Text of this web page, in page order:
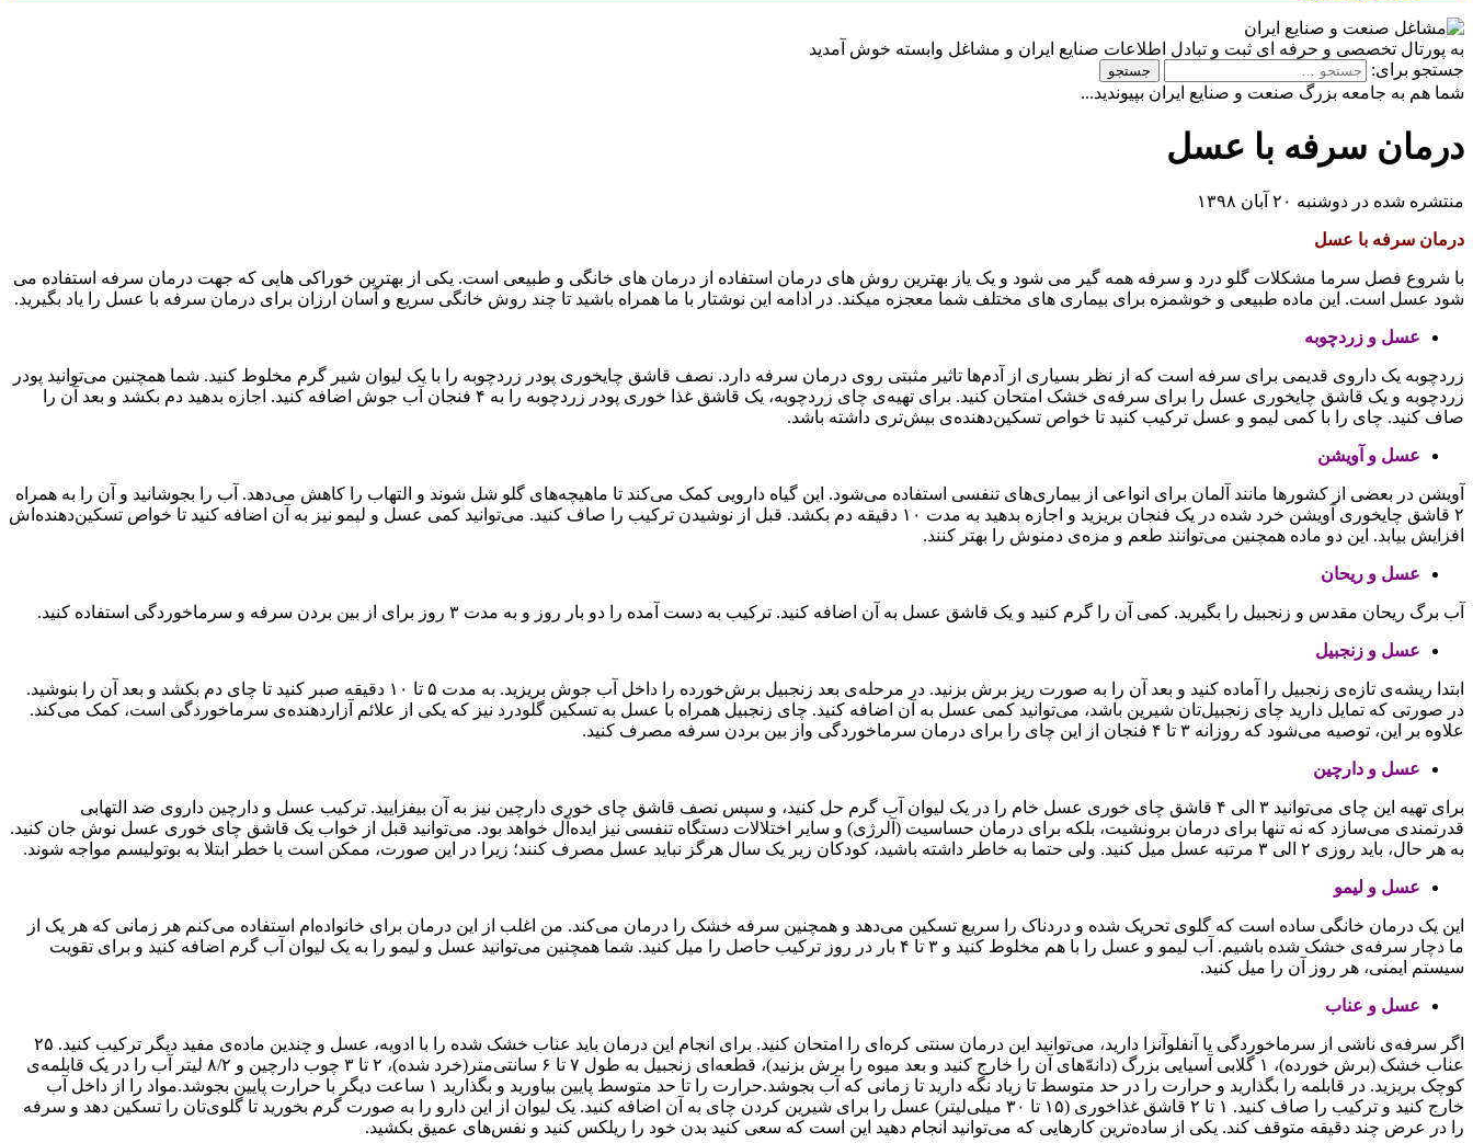
به پورتال تخصصی و حرفه ای ثبت و تبادل اطلاعات صنایع ایران و مشاغل وابسته خوش آمدید
جستجو برای:
شما هم به جامعه بزرگ صنعت و صنایع ایران بپیوندید...
درمان سرفه با عسل
منتشره شده در دوشنبه ۲۰ آبان ۱۳۹۸
درمان سرفه با عسل
با شروع فصل سرما مشکلات گلو درد و سرفه همه گیر می شود و یک یاز بهترین روش های درمان استفاده از درمان های خانگی و طبیعی است. یکی از بهترین خوراکی هایی که جهت درمان سرفه استفاده می
شود عسل است. این ماده طبیعی و خوشمزه برای بیماری های مختلف شما معجزه میکند. در ادامه این نوشتار با ما همراه باشید تا چند روش خانگی سریع و آسان ارزان برای درمان سرفه با عسل را یاد بگیرید.
عسل و زردچوبه
زردچوبه یک داروی قدیمی برای سرفه است که از نظر بسیاری از آدم‌ها تاثیر مثبتی روی درمان سرفه دارد. نصف قاشق چایخوری پودر زردچوبه را با یک لیوان شیر گرم مخلوط کنید. شما همچنین می‌توانید پودر
زردچوبه و یک قاشق چایخوری عسل را برای سرفه‌ی خشک امتحان کنید. برای تهیه‌ی چای زردچوبه، یک قاشق غذا خوری پودر زردچوبه را به ۴ فنجان آب جوش اضافه کنید. اجازه بدهید دم بکشد و بعد آن را
صاف کنید. چای را با کمی لیمو و عسل ترکیب کنید تا خواص تسکین‌دهنده‌ی بیش‌تری داشته باشد.
عسل و آویشن
آویشن در بعضی از کشورها مانند آلمان برای انواعی از بیماری‌های تنفسی استفاده می‌شود. این گیاه دارویی کمک می‌کند تا ماهیچه‌های گلو شل شوند و التهاب را کاهش می‌دهد. آب را بجوشانید و آن را به همراه
۲ قاشق چایخوری آویشن خرد شده در یک فنجان بریزید و اجازه بدهید به مدت ۱۰ دقیقه دم بکشد. قبل از نوشیدن ترکیب را صاف کنید. می‌توانید کمی عسل و لیمو نیز به آن اضافه کنید تا خواص تسکین‌دهنده‌اش
افزایش بیابد. این دو ماده همچنین می‌توانند طعم و مزه‌ی دمنوش را بهتر کنند.
عسل و ریحان
آب برگ ریحان مقدس و زنجبیل را بگیرید. کمی آن را گرم کنید و یک قاشق عسل به آن اضافه کنید. ترکیب به دست آمده را دو بار روز و به مدت ۳ روز برای از بین بردن سرفه و سرماخوردگی استفاده کنید.
عسل و زنجبیل
ابتدا ریشه‌ی تازه‌ی زنجبیل را آماده کنید و بعد آن را به صورت ریز برش بزنید. در مرحله‌ی بعد زنجبیل برش‌خورده را داخل آب جوش بریزید. به مدت ۵ تا ۱۰ دقیقه صبر کنید تا چای دم بکشد و بعد آن را بنوشید.
در صورتی که تمایل دارید چای زنجبیل‌تان شیرین باشد،‌ می‌توانید کمی عسل به آن اضافه کنید. چای زنجبیل همراه با عسل به تسکین گلودرد نیز که یکی از علائم آزاردهنده‌ی سرماخوردگی است، کمک می‌کند.
علاوه بر این، توصیه می‌شود که روزانه ۳ تا ۴ فنجان از این چای را برای درمان سرماخوردگی واز بین بردن سرفه مصرف کنید.
عسل و دارچین
برای تهیه این چای می‌توانید ۳ الی ۴ قاشق چای خوری عسل خام را در یک لیوان آب گرم حل کنید، و سپس نصف قاشق چای خوری دارچین نیز به آن بیفزایید. ترکیب عسل و دارچین داروی ضد التهابی
قدرتمندی می‌سازد که نه تنها برای درمان برونشیت، بلکه برای درمان حساسیت (آلرژی) و سایر اختلالات دستگاه تنفسی نیز ایده‌آل خواهد بود. می‌توانید قبل از خواب یک قاشق چای خوری عسل نوش جان کنید.
به هر حال، باید روزی ۲ الی ۳ مرتبه عسل میل کنید. ولی حتما به خاطر داشته باشید، کودکان زیر یک سال هرگز نباید عسل مصرف کنند؛ زیرا در این صورت، ممکن است با خطر ابتلا به بوتولیسم مواجه شوند.
عسل و لیمو
این یک درمان خانگی ساده است که گلوی تحریک شده و دردناک را سریع تسکین می‌دهد و همچنین سرفه خشک را درمان می‌کند. من اغلب از این درمان برای خانواده‌ام استفاده می‌کنم هر زمانی که هر یک از
ما دچار سرفه‌ی خشک شده باشیم. آب لیمو و عسل را با هم مخلوط کنید و ۳ تا ۴ بار در روز ترکیب حاصل را میل کنید. شما همچنین می‌توانید عسل و لیمو را به یک لیوان آب گرم اضافه کنید و برای تقویت
سیستم ایمنی، هر روز آن را میل کنید.
عسل و عناب
اگر سرفه‌ی ناشی از سرماخوردگی یا آنفلوآنزا دارید، می‌توانید این درمان سنتی کره‌ای را امتحان کنید. برای انجام این درمان باید عناب خشک شده را با ادویه، عسل و چندین ماد‌ه‌ی مفید دیگر ترکیب کنید. ۲۵
عناب خشک (برش خورده)، ۱ گلابی آسیایی بزرگ (دانه‌ّهای آن را خارج کنید و بعد میوه را برش بزنید)، قطعه‌ای زنجبیل به طول ۷ تا ۶ سانتی‌متر(خرد شده)، ۲ تا ۳ چوب دارچین و ۸/۲ لیتر آب را در یک قابلمه‌ی
کوچک بریزید. در قابلمه را بگذارید و حرارت را در حد متوسط ​​تا زیاد نگه دارید تا زمانی که آب بجوشد.حرارت را تا حد متوسط ​​پایین بیاورید و بگذارید ۱ ساعت دیگر با حرارت پایین بجوشد.مواد را از داخل آب
خارج کنید و ترکیب را صاف کنید. ۱ تا ۲ قاشق غذاخوری (۱۵ تا ۳۰ میلی‌لیتر) عسل را برای شیرین کردن چای به آن اضافه کنید. یک لیوان از این دارو را به صورت گرم بخورید تا گلوی‌تان را تسکین دهد و سرفه
را در عرض چند دقیقه متوقف کند. یکی از ساده‌ترین کارهایی که می‌توانید انجام دهید این است که سعی کنید بدن خود را ریلکس کنید و نفس‌های عمیق بکشید.